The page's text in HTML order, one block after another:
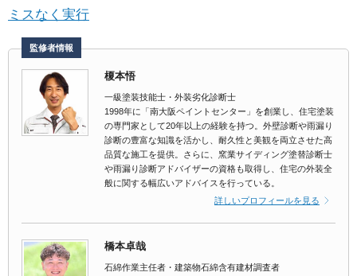
ミスなく実行
監修者情報
榎本悟
一級塗装技能士・外装劣化診断士
1998年に「南大阪ペイントセンター」を創業し、住宅塗装
の専門家として20年以上の経験を持つ。外壁診断や雨漏り
診断の豊富な知識を活かし、耐久性と美観を両立させた高
品質な施工を提供。さらに、窯業サイディング塗替診断士
や雨漏り診断アドバイザーの資格も取得し、住宅の外装全
般に関する幅広いアドバイスを行っている。
詳しいプロフィールを見る
橋本卓哉
石綿作業主任者・建築物石綿含有建材調査者